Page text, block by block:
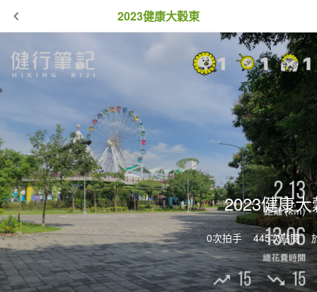
2023健康大穀東
2023健康
0次拍手 445次點閱